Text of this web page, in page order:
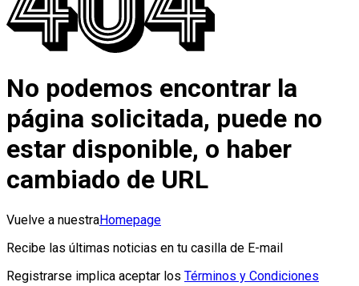
No podemos encontrar la
página solicitada, puede no
estar disponible, o haber
cambiado de URL
Vuelve a nuestraHomepage
Recibe las últimas noticias en tu casilla de E-mail
Registrarse implica aceptar los Términos y Condiciones